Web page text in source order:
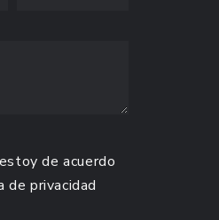
de acuerdo
de privacidad